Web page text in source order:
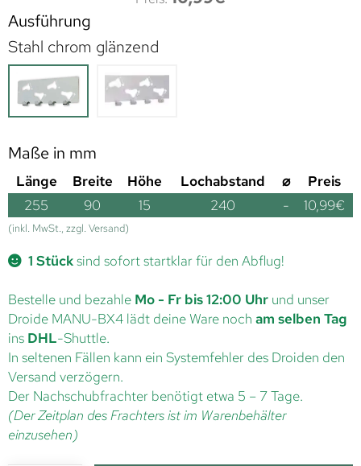
Ausführung
Stahl chrom glänzend
Maße in mm
Länge Breite Höhe Lochabstand ⌀
Preis
255
90 15 240 - 10,99€
(inkl. MwSt., zzgl. Versand)
1 Stücksind sofort startklar für den Abflug!
Bestelle und bezahle Mo - Fr bis 12:00 Uhr und unser
Droide MANU-BX4 lädt deine Ware noch am selben Tag
ins DHL-Shuttle.
In seltenen Fällen kann ein Systemfehler des Droiden den
Versand verzögern.
Der Nachschubfrachter benötigt etwa 5 – 7 Tage.
(Der Zeitplan des Frachters ist im Warenbehälter
einzusehen)